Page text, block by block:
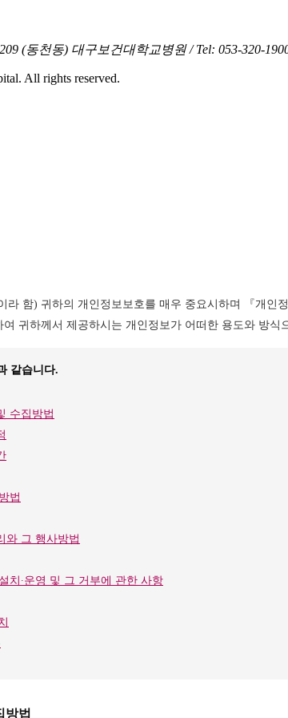
(동천동) 대구보건대학교병원 / Tel: 053-320-
All rights reserved.
라 함) 귀하의 개인정보보호를 매우 중요시하며 『개인
귀하께서 제공하시는 개인정보가 어떠한 용도와 방
같습니다.
수집방법
법
와 그 행사방법
치∙운영 및 그 거부에 관한 사항
방법